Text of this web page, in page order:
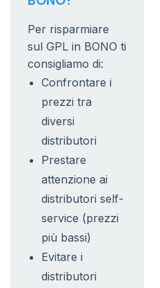
Per risparmiare
sul GPL in BONO ti
consigliamo di:
Confrontare i
prezzi tra
diversi
distributori
Prestare
attenzione ai
distributori self-
service (prezzi
più bassi)
Evitare i
distributori